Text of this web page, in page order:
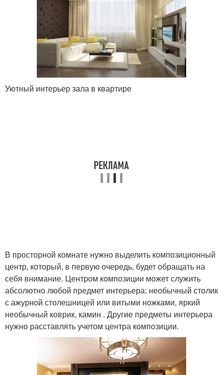
Уютный интерьер зала в квартире
В просторной комнате нужно выделить композиционный
центр, который, в первую очередь, будет обращать на
себя внимание. Центром композиции может служить
абсолютно любой предмет интерьера: необычный столик
с ажурной столешницей или витыми ножками, яркий
необычный коврик, камин . Другие предметы интерьера
нужно расставлять учетом центра композиции.